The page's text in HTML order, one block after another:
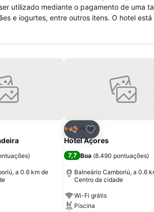
utilizado mediante o pagamento de uma
e iogurtes, entre outros itens. O hotel está
como o Outback e o Madero. O trajeto de
aos favoritos
)
a 0.6 km de
Partilhar
Adicionar aos
3 Estrelas
Hotel
Hotel Açores
7,7 Boa (8.490 pontuações)
Balneário Camboriú, a 0.6
Centro da cidade
Wi-Fi grátis
Piscina